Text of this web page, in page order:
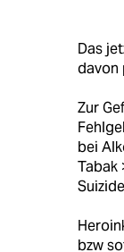
Das
davon
Zur
bei
Tabak
bzw